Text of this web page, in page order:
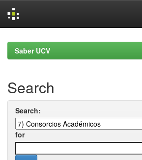
navigationSaber UCV
Search
Search:
for